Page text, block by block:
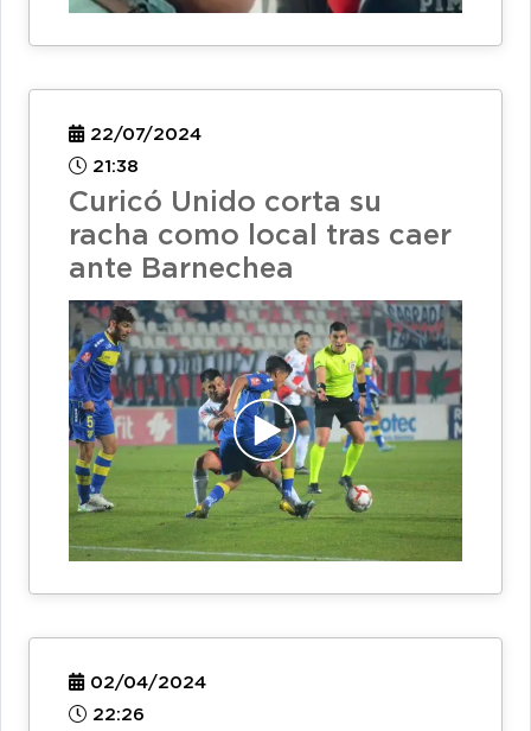
22/07/2024
21:38
Curicó Unido corta su
racha como local tras caer
ante Barnechea
02/04/2024
22:26